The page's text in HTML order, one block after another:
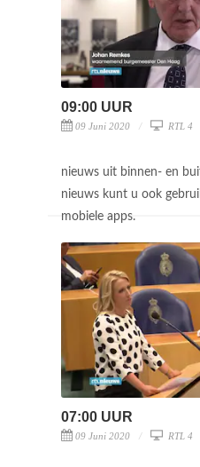
09:00 UUR
09 Juni 2020 RTL 4
nieuws uit binnen- en
nieuws kunt u ook
mobiele apps.
07:00 UUR
09 Juni 2020 RTL 4